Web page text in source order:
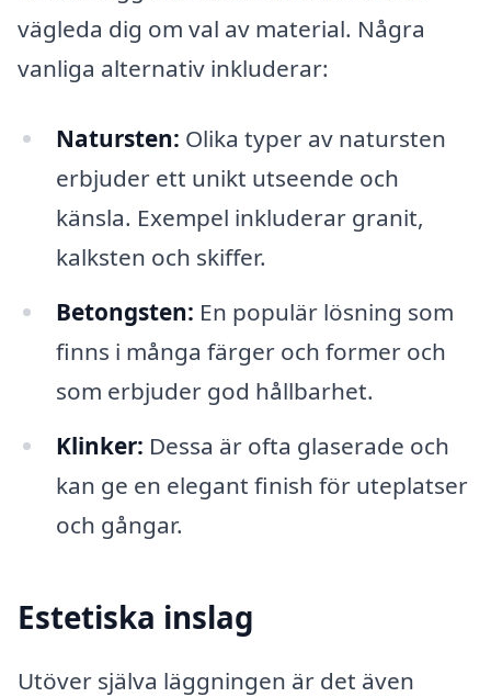
vägleda dig om val av material. Några
vanliga alternativ inkluderar:
Natursten: Olika typer av natursten
erbjuder ett unikt utseende och
känsla. Exempel inkluderar granit,
kalksten och skiffer.
Betongsten: En populär lösning som
finns i många färger och former och
som erbjuder god hållbarhet.
Klinker: Dessa är ofta glaserade och
kan ge en elegant finish för uteplatser
och gångar.
Estetiska inslag
Utöver själva läggningen är det även